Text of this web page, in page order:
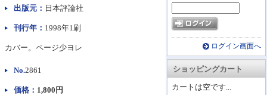
ログイン画面へ
ショッピングカート
カートは空です...
出版元： 日本評論社
刊行年： 1998年1刷
カバー。ページ少ヨレ
No.2861
価格： 1,800円